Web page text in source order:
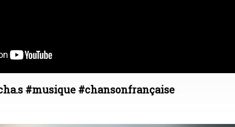
#musique #chansonfrançaise